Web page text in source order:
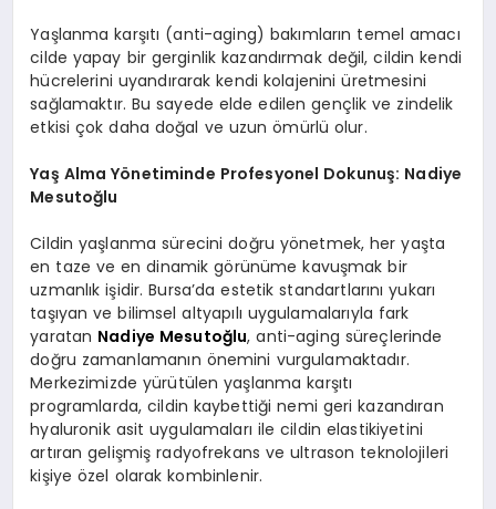
Yaşlanma karşıtı (anti-aging) bakımların temel amacı
cilde yapay bir gerginlik kazandırmak değil, cildin kendi
hücrelerini uyandırarak kendi kolajenini üretmesini
sağlamaktır. Bu sayede elde edilen gençlik ve zindelik
etkisi çok daha doğal ve uzun ömürlü olur.
Yaş Alma Yönetiminde Profesyonel Dokunuş: Nadiye
Mesutoğlu
Cildin yaşlanma sürecini doğru yönetmek, her yaşta
en taze ve en dinamik görünüme kavuşmak bir
uzmanlık işidir. Bursa’da estetik standartlarını yukarı
taşıyan ve bilimsel altyapılı uygulamalarıyla fark
yaratan Nadiye Mesutoğlu, anti-aging süreçlerinde
doğru zamanlamanın önemini vurgulamaktadır.
Merkezimizde yürütülen yaşlanma karşıtı
programlarda, cildin kaybettiği nemi geri kazandıran
hyaluronik asit uygulamaları ile cildin elastikiyetini
artıran gelişmiş radyofrekans ve ultrason teknolojileri
kişiye özel olarak kombinlenir.